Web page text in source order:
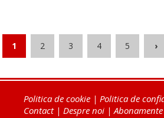
1 2 3 4 5 ›
Politica de cookie | Politica de
Contact| Despre noi |Abonamente